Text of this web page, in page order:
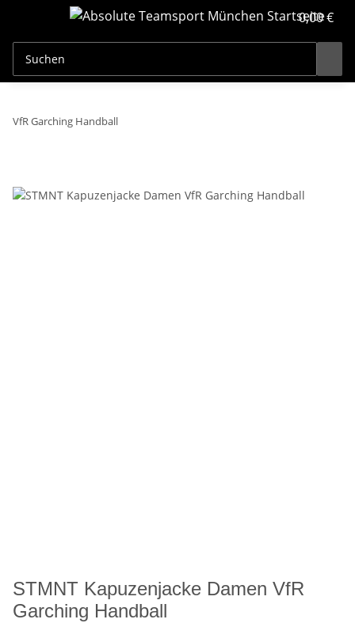
0,00 €
VfR Garching Handball
STMNT Kapuzenjacke Damen VfR
Garching Handball